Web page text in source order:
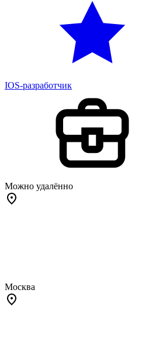
IOS-разработчик
Можно удалённо
Москва